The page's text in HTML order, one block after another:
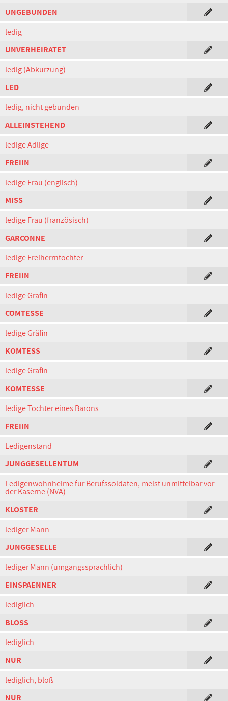
UNGEBUNDEN
ledig
UNVERHEIRATET
ledig (Abkürzung)
LED
ledig, nicht gebunden
ALLEINSTEHEND
ledige Adlige
FREIIN
ledige Frau (englisch)
MISS
ledige Frau (französisch)
GARCONNE
ledige Freiherrntochter
FREIIN
ledige Gräfin
COMTESSE
ledige Gräfin
KOMTESS
ledige Gräfin
KOMTESSE
ledige Tochter eines Barons
FREIIN
Ledigenstand
JUNGGESELLENTUM
Ledigenwohnheime für Berufssoldaten, meist unmittelbar vor
der Kaserne (NVA)
KLOSTER
lediger Mann
JUNGGESELLE
lediger Mann (umgangssprachlich)
EINSPAENNER
lediglich
BLOSS
lediglich
NUR
lediglich, bloß
NUR